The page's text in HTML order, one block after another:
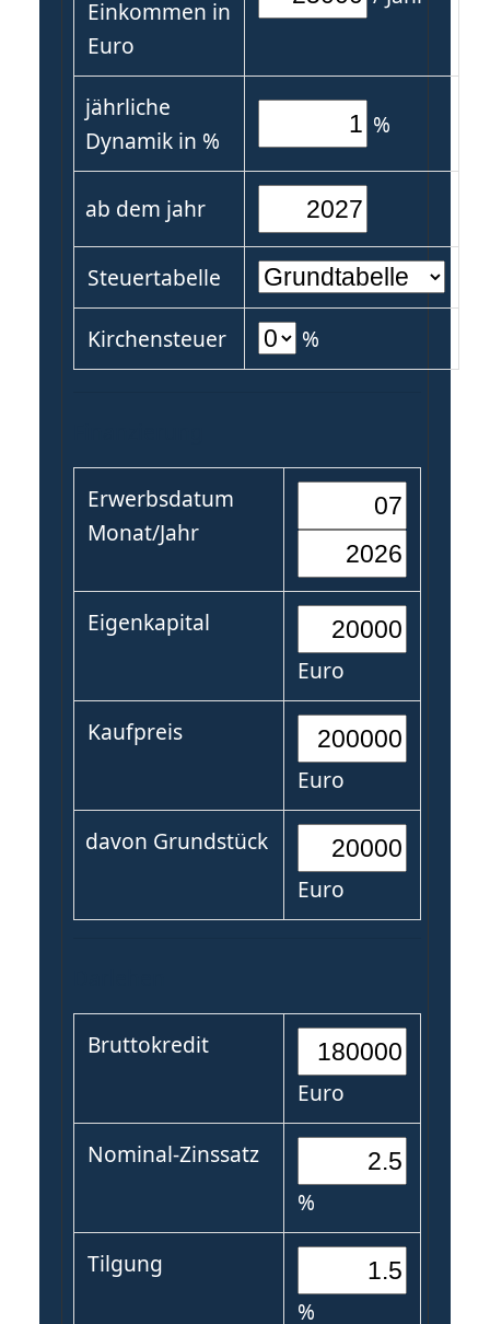
Einkommen in
Euro
jährliche
Dynamik in %
%
ab dem jahr
Steuertabelle
Kirchensteuer %
Erwerbsdatum
Monat/Jahr
Eigenkapital
Euro
Kaufpreis
Euro
davon Grundstück
Euro
Bruttokredit
Euro
Nominal-Zinssatz
%
Tilgung
%